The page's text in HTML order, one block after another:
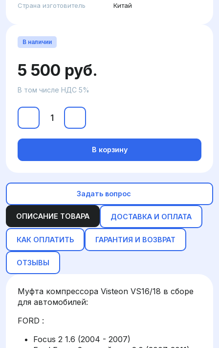
Страна изготовитель
Китай
ОПИСАНИЕ ТОВАРА ДОСТАВКА И ОПЛАТА
КАК ОПЛАТИТЬ ГАРАНТИЯ И ВОЗВРАТ
ОТЗЫВЫ
Муфта компрессора Visteon VS16/18 в сборе
для автомобилей:
FORD :
Focus 2 1.6 (2004 - 2007)
В наличии
5 500 руб.
В том числе НДС 5%
В корзину
Задать вопрос